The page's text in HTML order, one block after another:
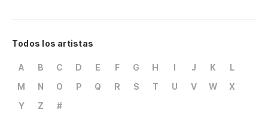
Todos los artistas
A B C D E F G H J K
L
M
N O P Q R S T U V W
X
Y
Z #